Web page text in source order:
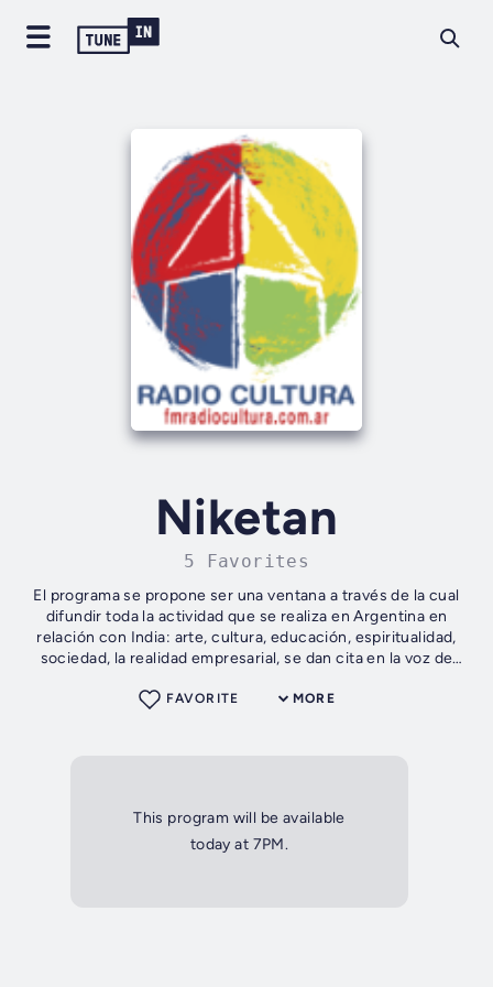
Niketan
5 Favorites
El programa se propone ser una ventana a través de la cual
difundir toda la actividad que se realiza en Argentina en
relación con India: arte, cultura, educación, espiritualidad,
sociedad, la realidad empresarial, se dan cita en la voz de
MORE
FAVORITE
This program will be available
today at 7PM.